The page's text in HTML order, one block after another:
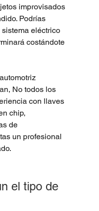
improvisados
Podrías
eléctrico
costándote
No todos los
con llaves
chip,
de
un profesional
el tipo de